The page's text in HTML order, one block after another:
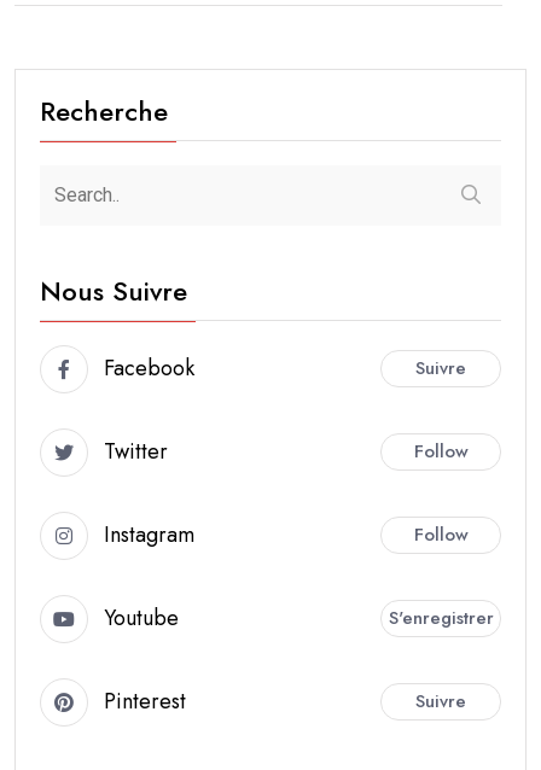
Recherche
Nous Suivre
Facebook Suivre
Twitter Follow
Instagram Follow
Youtube S'enregistrer
Pinterest Suivre